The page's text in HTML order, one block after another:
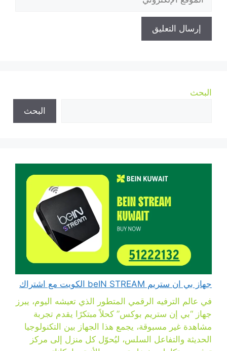
الإلكتروني
البحث
البحث
جهاز بي ان ستريم beIN STREAM الكويت مع اشتراك
في عالم الترفيه الرقمي المتطور الذي تعيشه اليوم، يبرز
جهاز “بي إن ستريم بوكس” كحلاً مبتكرًا يقدم تجربة
مشاهدة غير مسبوقة، يجمع هذا الجهاز بين التكنولوجيا
الحديثة والتفاعل السلس، ليُحوّل كل منزل إلى مركز